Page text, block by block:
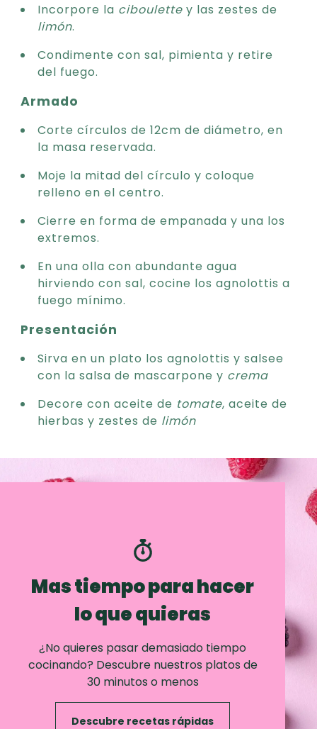
Incorpore la ciboulette y las zestes de
limón.
Condimente con sal, pimienta y retire
del fuego.
Armado
Corte círculos de 12cm de diámetro, en
la masa reservada.
Moje la mitad del círculo y coloque
relleno en el centro.
Cierre en forma de empanada y una los
extremos.
En una olla con abundante agua
hirviendo con sal, cocine los agnolottis a
fuego mínimo.
Presentación
Sirva en un plato los agnolottis y salsee
con la salsa de mascarpone y crema
Decore con aceite de tomate, aceite de
hierbas y zestes de limón
Mas tiempo para hacer
lo que quieras
¿No quieres pasar demasiado tiempo
cocinando? Descubre nuestros platos de
30 minutos o menos
Descubre recetas rápidas